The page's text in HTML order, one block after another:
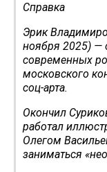
Справка
Эрик
ноября 2025) —
современных
московского
соц-арта.
Окончил
работал
Олегом
заниматься